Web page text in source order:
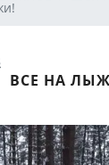
ВСЕ НА